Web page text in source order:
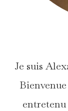
Je suis
entretenu